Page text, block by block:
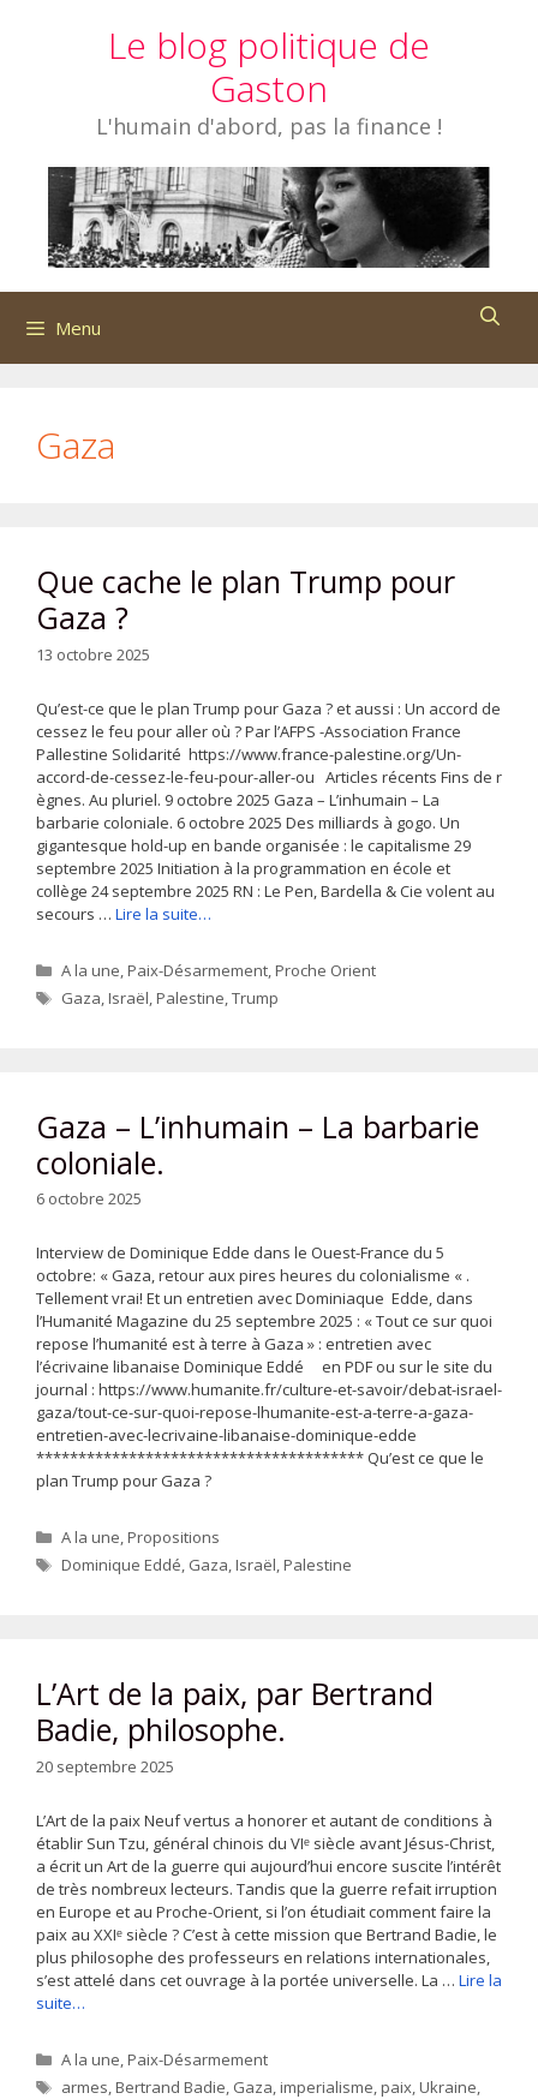
Le blog politique de
Gaston
L'humain d'abord, pas la finance !
Menu
Gaza
Que cache le plan Trump pour
Gaza ?
13 octobre 2025
Qu’est-ce que le plan Trump pour Gaza ? et aussi : Un accord de
cessez le feu pour aller où ? Par l’AFPS -Association France
Pallestine Solidarité https://www.france-palestine.org/Un-
accord-de-cessez-le-feu-pour-aller-ou Articles récents Fins de r
ègnes. Au pluriel. 9 octobre 2025 Gaza – L’inhumain – La
barbarie coloniale. 6 octobre 2025 Des milliards à gogo. Un
gigantesque hold-up en bande organisée : le capitalisme 29
septembre 2025 Initiation à la programmation en école et
collège 24 septembre 2025 RN : Le Pen, Bardella & Cie volent au
secours … Lire la suite…
Catégories
A la une,Paix-Désarmement,Proche Orient
Étiquettes
Gaza,Israël,Palestine,Trump
Gaza – L’inhumain – La barbarie
coloniale.
6 octobre 2025
Interview de Dominique Edde dans le Ouest-France du 5
octobre: « Gaza, retour aux pires heures du colonialisme « .
Tellement vrai! Et un entretien avec Dominiaque Edde, dans
l’Humanité Magazine du 25 septembre 2025 : « Tout ce sur quoi
repose l’humanité est à terre à Gaza » : entretien avec
l’écrivaine libanaise Dominique Eddé en PDF ou sur le site du
journal : https://www.humanite.fr/culture-et-savoir/debat-israel-
gaza/tout-ce-sur-quoi-repose-lhumanite-est-a-terre-a-gaza-
entretien-avec-lecrivaine-libanaise-dominique-edde
*************************************** Qu’est ce que le
plan Trump pour Gaza ?
Catégories
A la une,Propositions
Étiquettes
Dominique Eddé, Gaza,Israël,Palestine
L’Art de la paix, par Bertrand
Badie, philosophe.
20 septembre 2025
L’Art de la paix Neuf vertus a honorer et autant de conditions à
établir Sun Tzu, général chinois du VIᵉ siècle avant Jésus-Christ,
a écrit un Art de la guerre qui aujourd’hui encore suscite l’intérêt
de très nombreux lecteurs. Tandis que la guerre refait irruption
en Europe et au Proche-Orient, si l’on étudiait comment faire la
paix au XXIᵉ siècle ? C’est à cette mission que Bertrand Badie, le
plus philosophe des professeurs en relations internationales,
s’est attelé dans cet ouvrage à la portée universelle. La … Lire la
suite…
Catégories
A la une,Paix-Désarmement
Étiquettes
armes,Bertrand Badie, Gaza,imperialisme,paix,Ukraine,